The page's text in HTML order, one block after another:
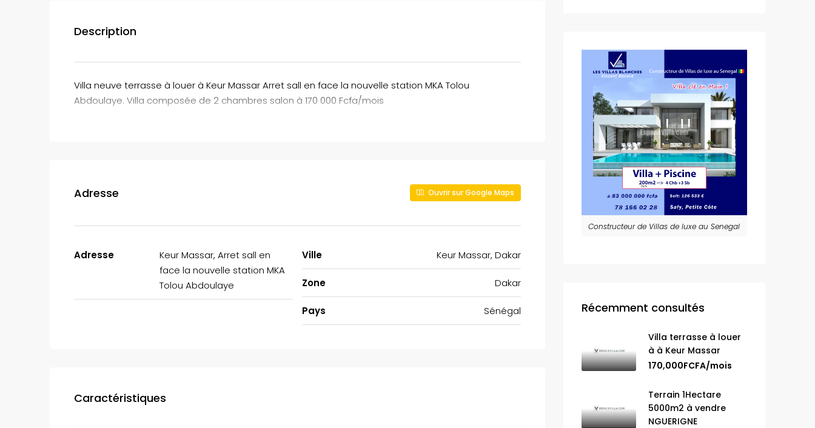
Description
Villa neuve terrasse à louer à Keur Massar Arret sall en face la nouvelle station MKA Tolou
Abdoulaye. Villa composée de 2 chambres salon à 170 000 Fcfa/mois
Adresse Ouvrir sur Google Maps
Adresse
Keur Massar, Arret sall en
face la nouvelle station MKA
Tolou Abdoulaye
Ville Keur Massar, Dakar
Zone Dakar
Pays Sénégal
Caractéristiques
Constructeur de Villas de luxe au Senegal
Récemment consultés
Villa terrasse à louer
à à Keur Massar
170,000FCFA/mois
Terrain 1Hectare
5000m2 à vendre
NGUERIGNE